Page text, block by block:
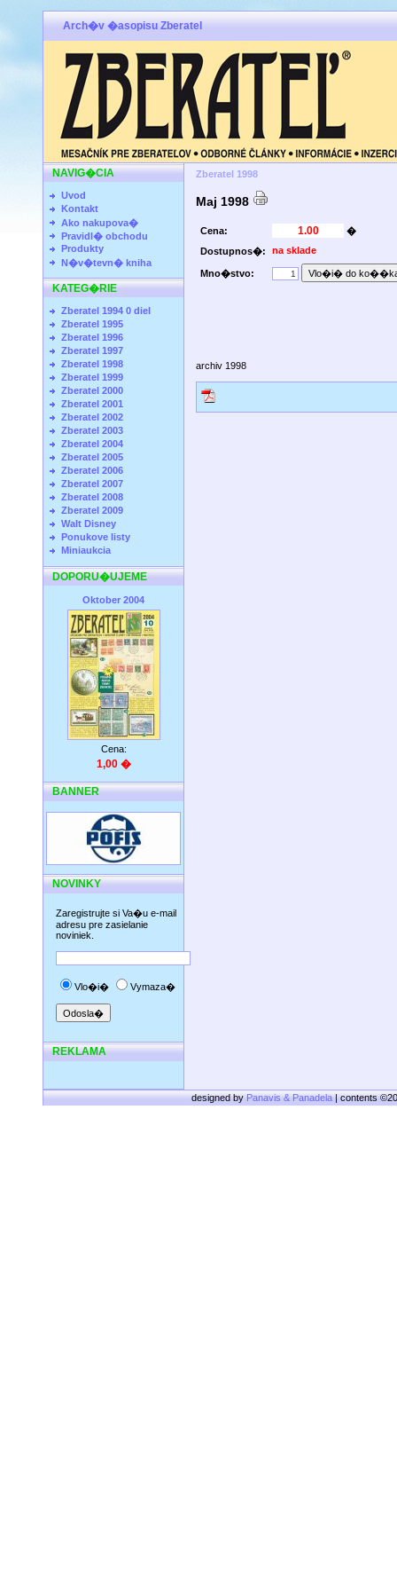
Arch�v �asopisu Zberatel
NAVIG�CIA
Uvod
Kontakt
Ako nakupova�
Pravidl� obchodu
Produkty
N�v�tevn� kniha
KATEG�RIE
Zberatel 1994 0 diel
Zberatel 1995
Zberatel 1996
Zberatel 1997
Zberatel 1998
Zberatel 1999
Zberatel 2000
Zberatel 2001
Zberatel 2002
Zberatel 2003
Zberatel 2004
Zberatel 2005
Zberatel 2006
Zberatel 2007
Zberatel 2008
Zberatel 2009
Walt Disney
Ponukove listy
Miniaukcia
DOPORU�UJEME
Oktober 2004
Cena:
1,00 �
BANNER
NOVINKY
Zaregistrujte si Va�u e-mail
adresu pre zasielanie
noviniek.
Vlo�i� Vymaza�
REKLAMA
Zberatel 1998
Maj 1998
Cena:
�
Dostupnos�:
na sklade
Mno�stvo:
archiv 1998
designed byPanavis & Panadela| contents